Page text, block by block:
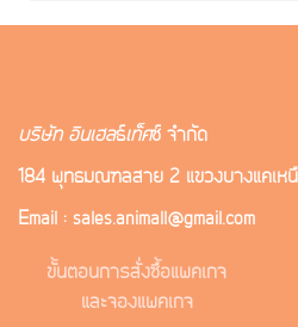
บริษัท อินเฮลธ์เท็คซ์ จำกัด
184 พุทธมณฑลสาย 2 แขวงบางแคเห
Email : sales.animall@gmail.com
ขั้นตอนการสั่งซื้อแพคเกจ
และจองแพคเกจ